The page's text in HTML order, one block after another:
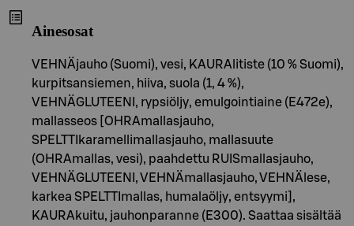
Ainesosat
VEHNÄjauho (Suomi), vesi, KAURAlitiste (10 % Suomi),
kurpitsansiemen, hiiva, suola (1, 4 %),
VEHNÄGLUTEENI, rypsiöljy, emulgointiaine (E472e),
mallasseos [OHRAmallasjauho,
SPELTTIkaramellimallasjauho, mallasuute
(OHRAmallas, vesi), paahdettu RUISmallasjauho,
VEHNÄGLUTEENI, VEHNÄmallasjauho, VEHNÄlese,
karkea SPELTTImallas, humalaöljy, entsyymi],
KAURAkuitu, jauhonparanne (E300). Saattaa sisältää